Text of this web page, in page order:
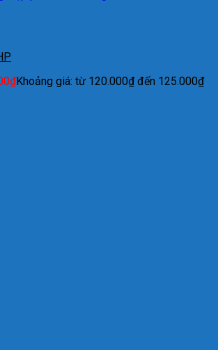
₫Khoảng giá: từ 120.000₫ đến 125.000₫